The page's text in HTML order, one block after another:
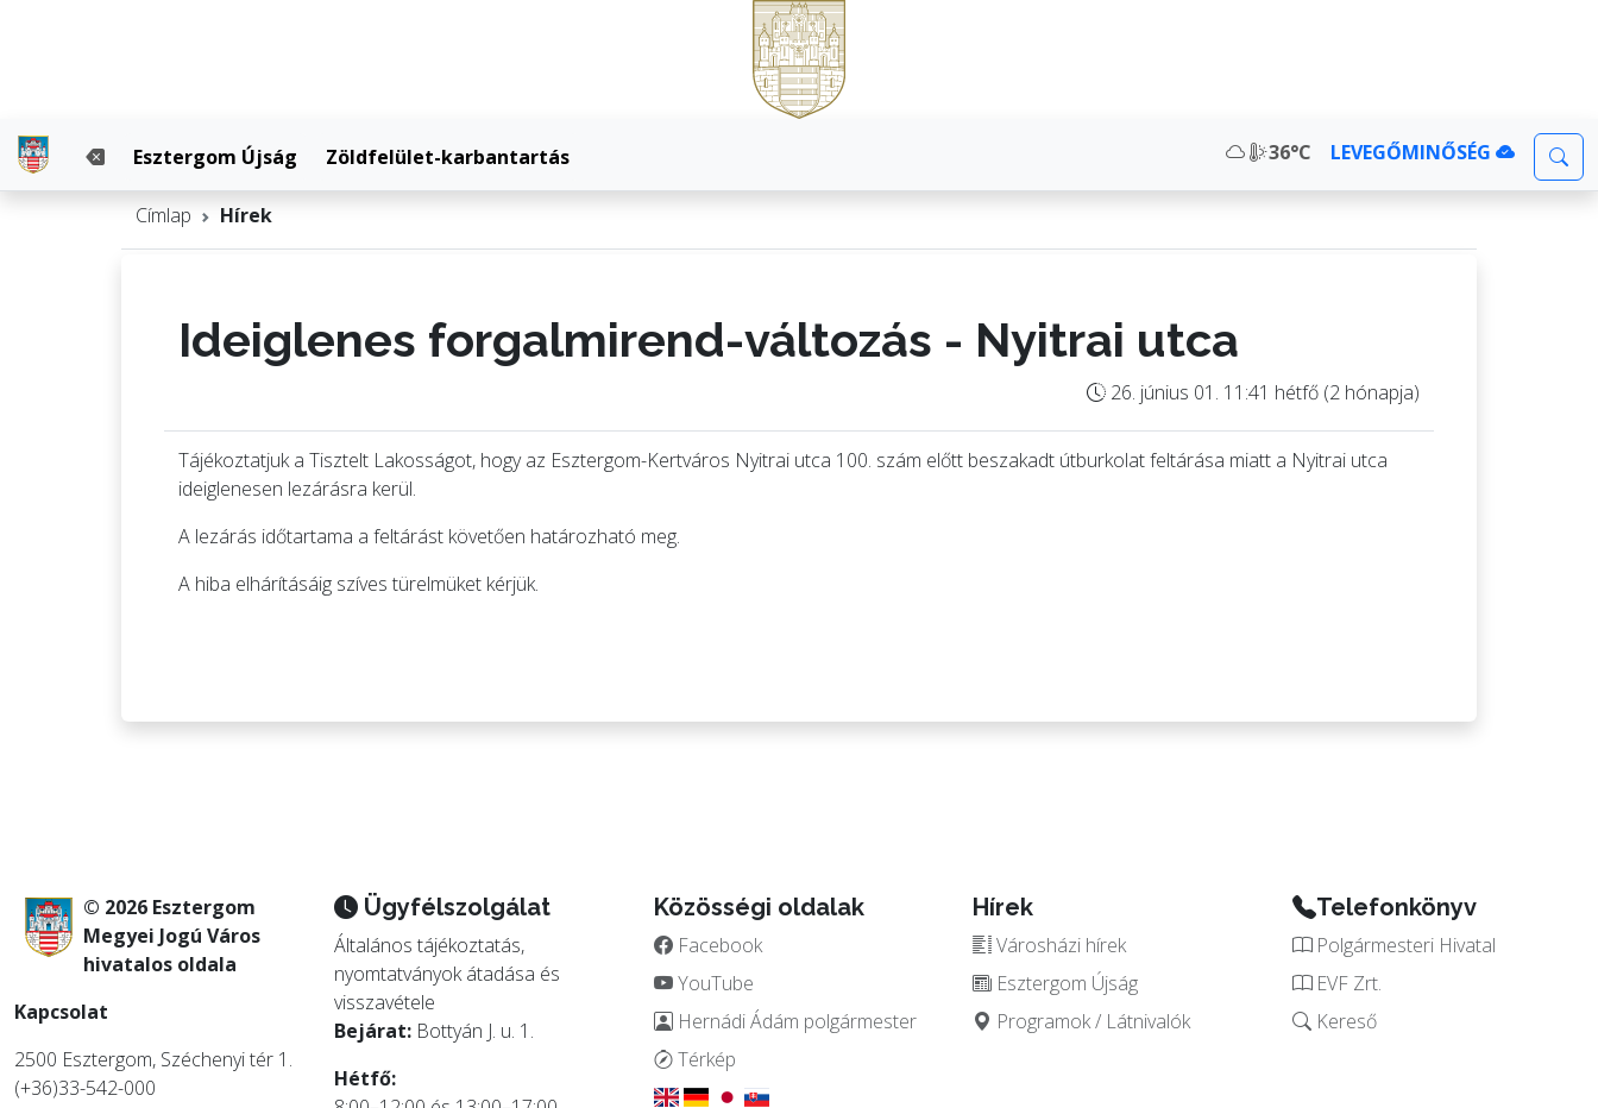
Esztergom Újság Zöldfelület-karbantartás 36°C LEVEGŐMINŐSÉG
Címlap Hírek
Ideiglenes forgalmirend-változás - Nyitrai utca
26. június 01. 11:41 hétfő (2 hónapja)
Tájékoztatjuk a Tisztelt Lakosságot, hogy az Esztergom-Kertváros Nyitrai utca 100. szám előtt beszakadt útburkolat feltárása miatt a Nyitrai utca
ideiglenesen lezárásra kerül.
A lezárás időtartama a feltárást követően határozható meg.
A hiba elhárításáig szíves türelmüket kérjük.
© 2026 Esztergom
Megyei Jogú Város
hivatalos oldala
Kapcsolat
2500 Esztergom, Széchenyi tér 1.
(+36)33-542-000
Ügyfélszolgálat
Általános tájékoztatás,
nyomtatványok átadása és
visszavétele
Bejárat:Bottyán J. u. 1.
Hétfő:
Közösségi oldalak
Facebook
YouTube
Hernádi Ádám polgármester
Térkép
Hírek
Városházi hírek
Esztergom Újság
Programok / Látnivalók
Telefonkönyv
Polgármesteri Hivatal
EVF Zrt.
Kereső